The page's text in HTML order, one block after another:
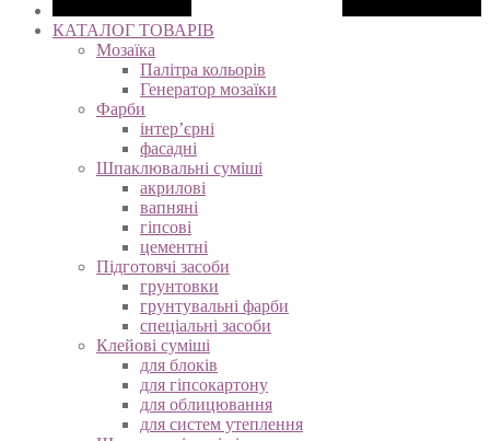
КАТАЛОГ ТОВАРІВ
Мозаїка
Палітра кольорів
Генератор мозаїки
Фарби
інтер’єрні
фасадні
Шпаклювальні суміші
акрилові
вапняні
гіпсові
цементні
Підготовчі засоби
грунтовки
грунтувальні фарби
спеціальні засоби
Клейові суміші
для блоків
для гіпсокартону
для облицювання
для систем утеплення